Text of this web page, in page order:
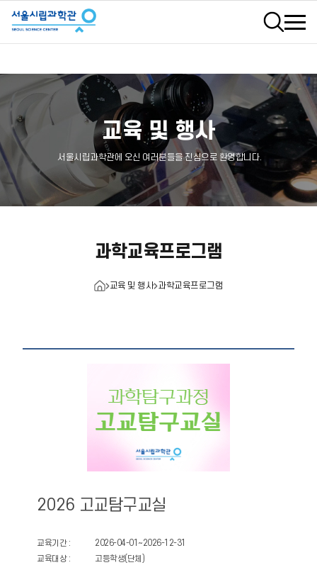
검색
교육 및 행사
서울시립과학관에 오신 여러분들을 진심으로 환영합니다.
과학교육프로그램
교육 및 행사 과학교육프로그램
2026 고교탐구교실
교육기간 :
2026-04-01~2026-12-31
교육대상 :
고등학생(단체)